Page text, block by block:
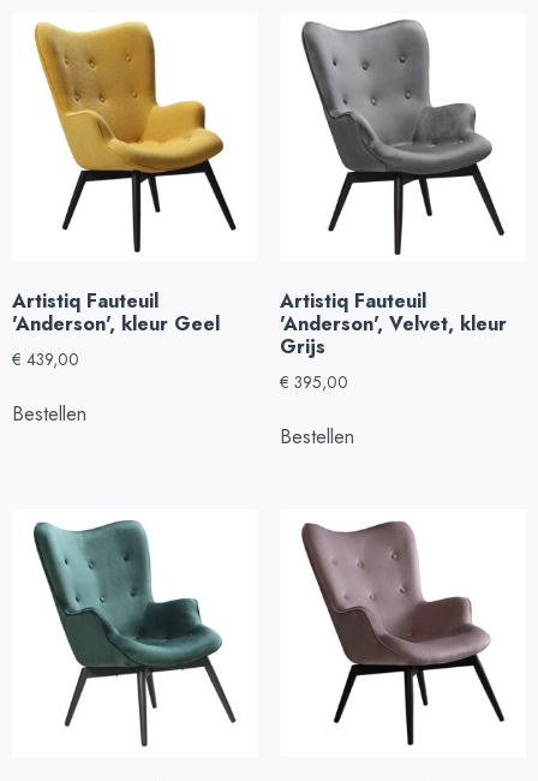
Artistiq Fauteuil
'Anderson', kleur Geel
€ 439,00
Bestellen
Artistiq Fauteuil
'Anderson', Velvet, kleur
Grijs
€ 395,00
Bestellen